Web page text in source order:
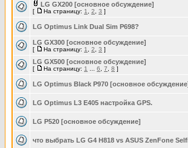
LG GX200 [основное обсуждение]
[ На страницу: 1 2 3 ]
LG Optimus Link Dual Sim P698?
LG GX300 [основное обсуждение]
[ На страницу: 1 2 3 ]
LG GX500 [основное обсуждение]
[ На страницу: 1 6 7 8 ]
LG Optimus Black P970 [основное
LG Optimus L3 E405 настройка GPS.
LG P520 [основное обсуждение]
что выбрать LG G4 H818 vs ASUS ZenFone